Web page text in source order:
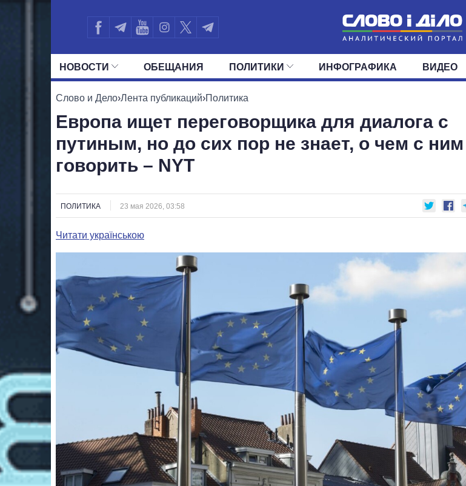
НОВОСТИ
ПОЛИТИКА ЭКОНОМИКА ОБЩЕСТВО
ОБЕЩАНИЯ ПОЛИТИКИ
ВСЕ ПОЛИТИКИ ПРЕЗИДЕНТ И ОФИС
ДЕПУТАТЫ КОМИТЕТЫ ФРАКЦИИ
ИНФОГРАФИКА ВИДЕО
Слово и Дело›Лента публикаций›Политика
Европа ищет переговорщика для диалога с
путиным, но до сих пор не знает, о чем с ним
говорить – NYT
ПОЛИТИКА 23 мая 2026, 03:58
Читати українською